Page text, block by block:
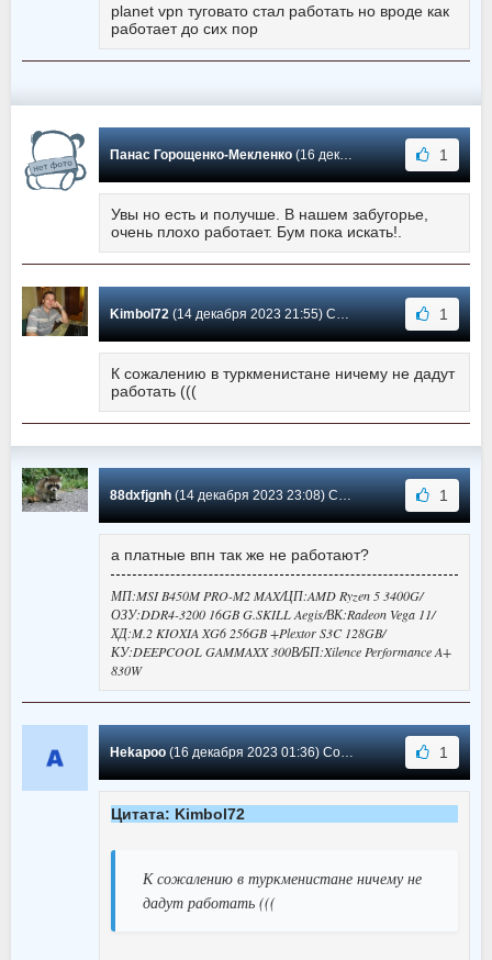
planet vpn туговато стал работать но вроде как
работает до сих пор
Панас Горощенко-Мекленко(16 декабря 2023 09:07) Сообщение #165 1
Увы но есть и получше. В нашем забугорье,
очень плохо работает. Бум пока искать!.
Kimbol72(14 декабря 2023 21:55) Сообщение #164 1
К сожалению в туркменистане ничему не дадут
работать (((
88dxfjgnh(14 декабря 2023 23:08) Сообщение #163 1
а платные впн так же не работают?
МП:MSI B450M PRO-M2 MAX/ЦП:AMD Ryzen 5 3400G/
ОЗУ:DDR4-3200 16GB G.SKILL Aegis/ВК:Radeon Vega 11/
ХД:M.2 KIOXIA XG6 256GB +Plextor S3C 128GB/
КУ:DEEPCOOL GAMMAXX 300В/БП:Xilence Performance A+
830W
Hekapoo(16 декабря 2023 01:36) Сообщение #162 1
Цитата: Kimbol72
К сожалению в туркменистане ничему не
дадут работать (((